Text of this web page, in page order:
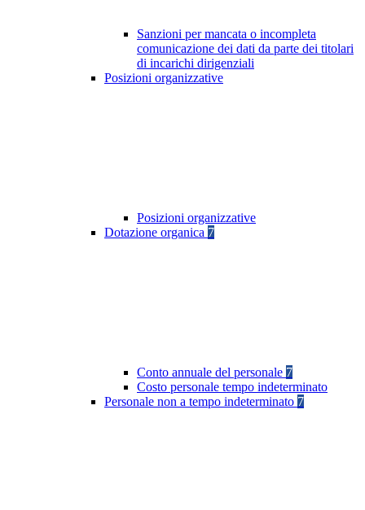
Sanzioni per mancata o incompleta
comunicazione dei dati da parte dei titolari
di incarichi dirigenziali
Posizioni organizzative
Posizioni organizzative
Dotazione organica 7
Conto annuale del personale 7
Costo personale tempo indeterminato
Personale non a tempo indeterminato 7